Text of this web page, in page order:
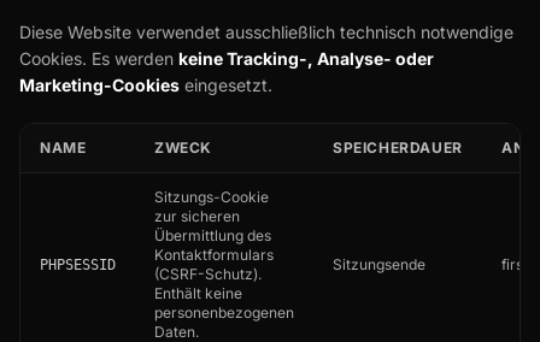
Diese Website verwendet ausschließlich technisch notwendige
Cookies. Es werden keine Tracking-, Analyse- oder
Marketing-Cookies eingesetzt.
NAME ZWECK SPEICHERDAUER
PHPSESSID
Sitzungs-Cookie
zur sicheren
Übermittlung des
Kontaktformulars
(CSRF-Schutz).
Enthält keine
personenbezogenen
Daten.
Sitzungsende